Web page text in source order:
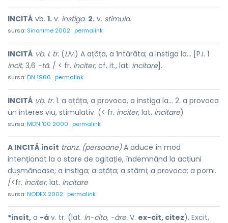
INCITÁ vb. 1. v. instiga. 2. v. stimula.
sursa: Sinonime 2002 permalink
INCITÁ vb. I. tr. (Liv.) A ațâța, a întărâta; a instiga la... [P.i. 1
incít, 3,6 -tă. / < fr. inciter, cf. it., lat. incitare].
sursa:DN 1986 permalink
INCITÁ vb. tr. 1. a ațâța, a provoca, a instiga la... 2. a provoca
un interes viu, stimulativ. (< fr. inciter, lat. incitare)
sursa:MDN '00 2000 permalink
A INCITÁ incít tranz. (persoane)A aduce în mod
intenționat la o stare de agitație, îndemnând la acțiuni
dușmănoase; a instiga; a ațâța; a stârni; a provoca; a porni.
/<fr. inciter, lat. incitare
sursa:NODEX 2002 permalink
*incít, a -á v. tr. (lat. ín-cito, -áre. V. ex-cit, citez). Excit,